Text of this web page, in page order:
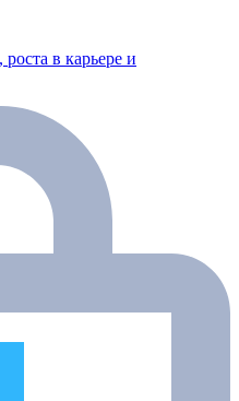
в карьере и